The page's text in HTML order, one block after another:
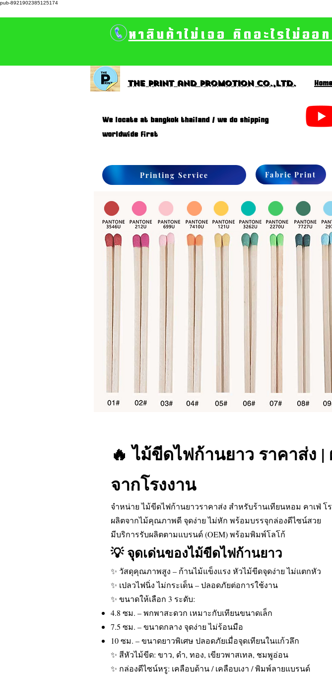
pub-8921902385125174
หาสินค้าไม่เจอ คิดอะไรไม่อ
The print and promotion CO.,Ltd. Home
We locate at bangkok thailand / we do shipping
worldwide first
Printing Service Fabric Print
🔥 ไม้ขีดไฟก้านยาว ราคาส่ง |
จากโรงงาน
จำหน่าย ไม้ขีดไฟก้านยาวราคาส่ง สำหรับร้านเทียนหอม คาเฟ่
ผลิตจากไม้คุณภาพดี จุดง่าย ไม่หัก พร้อมบรรจุกล่องดีไซน์สวย
มีบริการรับผลิตตามแบรนด์ (OEM) พร้อมพิมพ์โลโก้
💡 จุดเด่นของไม้ขีดไฟก้านยาว
✨ วัสดุคุณภาพสูง – ก้านไม้แข็งแรง หัวไม้ขีดจุดง่าย ไม่แตกหัว
✨ เปลวไฟนิ่ง ไม่กระเด็น – ปลอดภัยต่อการใช้งาน
✨ ขนาดให้เลือก 3 ระดับ:
4.8 ซม. – พกพาสะดวก เหมาะกับเทียนขนาดเล็ก
7.5 ซม. – ขนาดกลาง จุดง่าย ไม่ร้อนมือ
10 ซม. – ขนาดยาวพิเศษ ปลอดภัยเมื่อจุดเทียนในแก้วลึก
✨ สีหัวไม้ขีด: ขาว, ดำ, ทอง, เขียวพาสเทล, ชมพูอ่อน
✨ กล่องดีไซน์หรู: เคลือบด้าน / เคลือบเงา / พิมพ์ลายแบรนด์